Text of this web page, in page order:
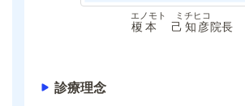
榎本 己知彦
エノモト ミチヒコ
院長
診療理念